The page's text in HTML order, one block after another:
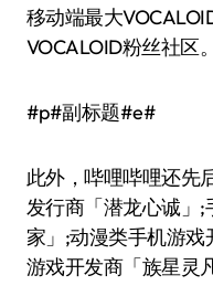
移动端最大
VOCALOID粉丝社区。
#p#副标题#e#
此外，哔哩哔哩还先
发行商「潜龙心诚」
家」;动漫类手机游
游戏开发商「族星灵